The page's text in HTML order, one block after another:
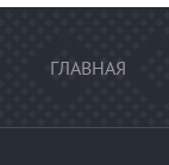
ГЛАВНАЯ